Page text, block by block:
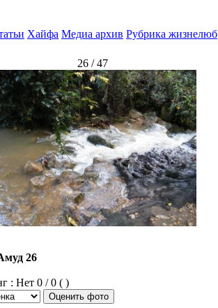
Хайфа Медиа архив Рубрика жизнелюб
26 / 47
26
0 / 0 ( )